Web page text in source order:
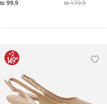
99.9 ₪ 179.9 ₪